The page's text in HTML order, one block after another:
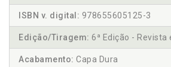
ISBN v. digital: 978655605125-3
Edição/Tiragem: 6ª Edição -
Acabamento: Capa Dura